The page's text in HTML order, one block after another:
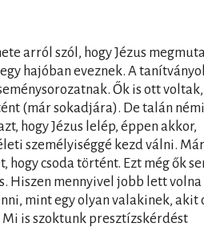
arról szól, hogy Jézus
hajóban eveznek. A
Ők is ott voltak,
(már sokadjára). De talán némi
hogy Jézus lelép, éppen akkor,
személyiséggé kezd válni. Már
hogy csoda történt. Ezt még ők
Hiszen mennyivel jobb lett volna
mint egy olyan valakinek, akit
is szoktunk presztízskérdést